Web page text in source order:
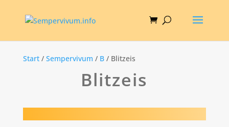
Start/ Sempervivum / B/ Blitzeis
Blitzeis